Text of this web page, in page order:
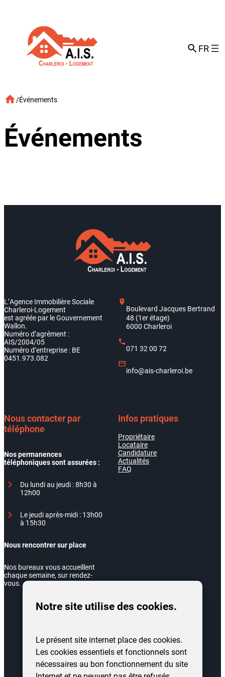
contenu
FR
/Événements
Événements
L’Agence Immobilière Sociale
Charleroi-Logement
est agréée par le Gouvernement
Wallon.
Numéro d’agrément :
AIS/2004/05
Numéro d’entreprise : BE
0451.973.082
Boulevard Jacques Bertrand
48 (1er étage)
6000 Charleroi
071 32 00 72
info@ais-charleroi.be
Nous contacter par
téléphone
Nos permanences
téléphoniques sont assurées :
Du lundi au jeudi : 8h30 à
12h00
Le jeudi après-midi : 13h00
à 15h30
Nous rencontrer sur place
Nos bureaux vous accueillent
chaque semaine, sur rendez-
vous.
Infos pratiques
Propriétaire
Locataire
Candidature
Actualités
FAQ
Notre site utilise des cookies.
Le présent site internet place des cookies.
Les cookies essentiels et fonctionnels sont
nécessaires au bon fonctionnement du site